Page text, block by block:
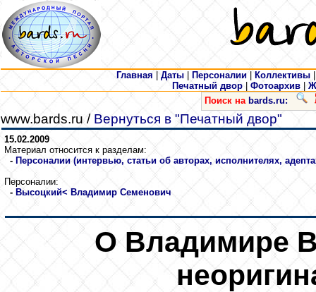
Главная Даты Персоналии Коллективы
Печатный двор| Фотоархив
Поиск на bards.ru:
www.bards.ru / Вернуться в "Печатный двор"
15.02.2009
Материал относится к разделам:
- Персоналии (интервью, статьи об авторах, исполнителях,
Персоналии:
- Высоцкий< Владимир Семенович
О Владимире